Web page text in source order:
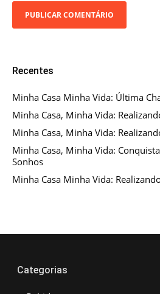
Recentes
Minha Casa Minha Vida: Última
Minha Casa, Minha Vida:
Minha Casa, Minha Vida:
Minha Casa, Minha Vida:
Sonhos
Minha Casa Minha Vida:
Categorias